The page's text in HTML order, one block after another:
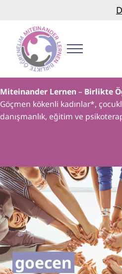
Skip to header right
Menu
Miteinander Lernen – Birlikte
Göçmen kökenli kadınlar*,
danışmanlık, eğitim ve
goecen